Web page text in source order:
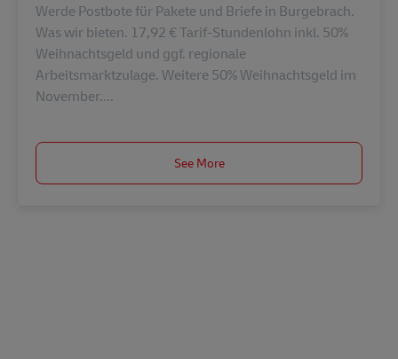
Werde Postbote für Pakete und Briefe in Burgebrach.
Was wir bieten. 17,92 € Tarif-Stundenlohn inkl. 50%
Weihnachtsgeld und ggf. regionale
Arbeitsmarktzulage. Weitere 50% Weihnachtsgeld im
November....
See More